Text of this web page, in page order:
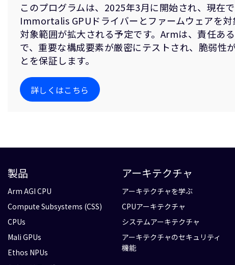
このプログラムは、2025年3月に開始され、現在
Immortalis GPUドライバーとファームウェアを対
対象範囲が拡大される予定です。Armは、責任あ
で、重要な構成要素が厳密にテストされ、脆弱性
とを保証します。
詳しくはこちら
製品
Arm AGI CPU
Compute Subsystems (CSS)
CPUs
Mali GPUs
Ethos NPUs
アーキテクチャ
アーキテクチャを学ぶ
CPUアーキテクチャ
システムアーキテクチャ
アーキテクチャのセキュリティ
機能